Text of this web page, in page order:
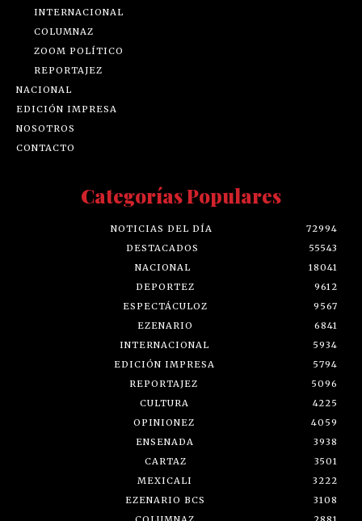
INTERNACIONAL
COLUMNAZ
ZOOM POLÍTICO
REPORTAJEZ
NACIONAL
EDICIÓN IMPRESA
NOSOTROS
CONTACTO
Categorías Populares
NOTICIAS DEL DÍA
72994
DESTACADOS
55543
NACIONAL
18041
DEPORTEZ
9612
ESPECTÁCULOZ
9567
EZENARIO
6841
INTERNACIONAL
5934
EDICIÓN IMPRESA
5794
REPORTAJEZ
5096
CULTURA
4225
OPINIONEZ
4059
ENSENADA
3938
CARTAZ
3501
MEXICALI
3222
EZENARIO BCS
3108